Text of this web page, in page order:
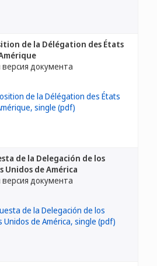
de la Délégation des États
версия документа
de la Delegación de los
Unidos de América
версия документа